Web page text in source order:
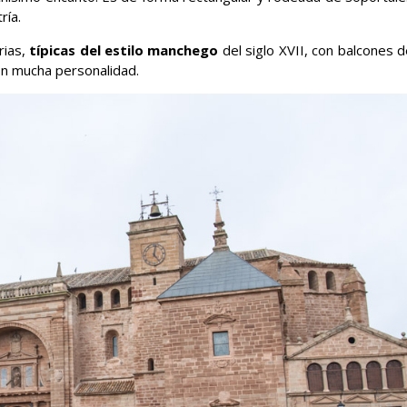
típicas del estilo manchego del siglo XVII, con balcones
mucha personalidad.